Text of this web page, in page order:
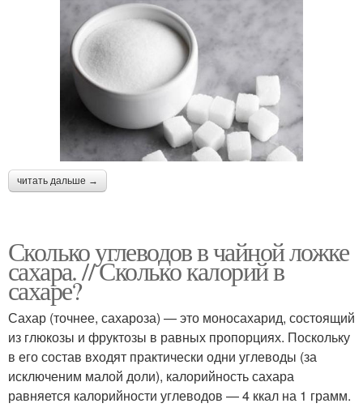
читать дальше →
Сколько углеводов в чайной ложке
сахара. // Сколько калорий в
сахаре?
Сахар (точнее, сахароза) — это моносахарид, состоящий
из глюкозы и фруктозы в равных пропорциях. Поскольку
в его состав входят практически одни углеводы (за
исключеним малой доли), калорийность сахара
равняется калорийности углеводов — 4 ккал на 1 грамм.